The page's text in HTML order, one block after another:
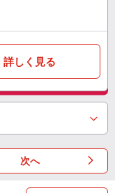
詳しく見る
次へ